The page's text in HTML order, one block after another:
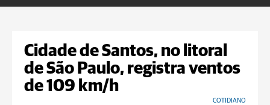
Cidade de Santos, no litoral
de São Paulo, registra ventos
de 109 km/h
COTIDIANO